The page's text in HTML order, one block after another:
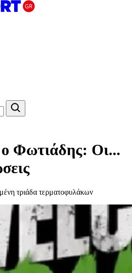
Φωτιάδης: Οι...
τριάδα τερματοφυλάκων